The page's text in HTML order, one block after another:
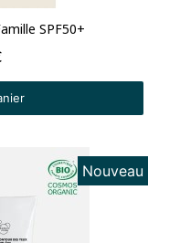
SPF50+
Nouveau